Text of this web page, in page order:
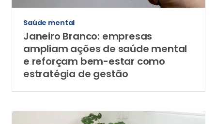
Saúde mental
Janeiro Branco: empresas
ampliam ações de saúde mental
e reforçam bem-estar como
estratégia de gestão